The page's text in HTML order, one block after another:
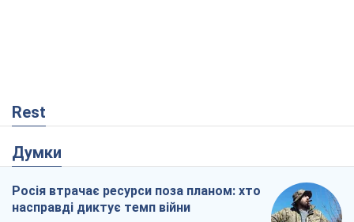
Rest
Думки
Росія втрачає ресурси поза планом: хто
насправді диктує темп війни